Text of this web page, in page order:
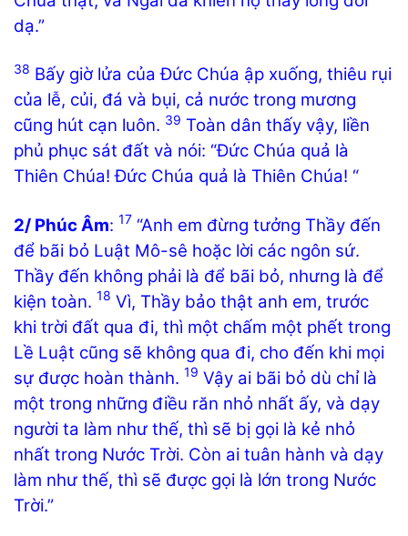
dạ.”
38 Bấy giờ lửa của Đức Chúa ập xuống, thiêu rụi
của lễ, củi, đá và bụi, cả nước trong mương
cũng hút cạn luôn. 39 Toàn dân thấy vậy, liền
phủ phục sát đất và nói: “Đức Chúa quả là
Thiên Chúa! Đức Chúa quả là Thiên Chúa! “
2/ Phúc Âm: 17 “Anh em đừng tưởng Thầy đến
để bãi bỏ Luật Mô-sê hoặc lời các ngôn sứ.
Thầy đến không phải là để bãi bỏ, nhưng là để
kiện toàn. 18 Vì, Thầy bảo thật anh em, trước
khi trời đất qua đi, thì một chấm một phết trong
Lề Luật cũng sẽ không qua đi, cho đến khi mọi
sự được hoàn thành. 19 Vậy ai bãi bỏ dù chỉ là
một trong những điều răn nhỏ nhất ấy, và dạy
người ta làm như thế, thì sẽ bị gọi là kẻ nhỏ
nhất trong Nước Trời. Còn ai tuân hành và dạy
làm như thế, thì sẽ được gọi là lớn trong Nước
Trời.”